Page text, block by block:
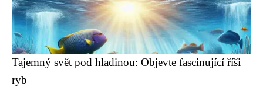
Tajemný svět pod hladinou: Objevte fascinující říši
ryb